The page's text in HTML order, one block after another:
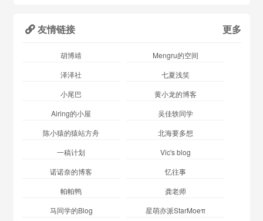
 友情链接 更多
胡博靖
Mengru的空间
泽泽社
七夏浅笑
小尾巴
黄小龙的博客
Airing的小屋
吴佳轶同学
陈小猿的猿站方舟
北海要多想
一稿计划
Vic's blog
诺诺奈的博客
忆往事
帕帕鸭
龚老师
马同学的Blog
星萌亦派StarMoeπ